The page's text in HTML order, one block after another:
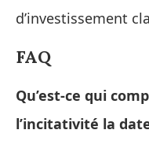
d’investissement
FAQ
Qu’est‑ce qui
l’incitativité la